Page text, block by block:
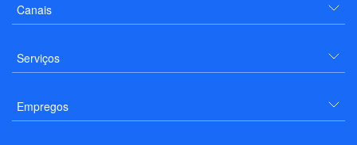
Canais
Serviços
Empregos